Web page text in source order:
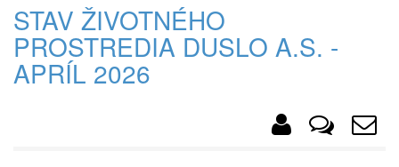
STAV ŽIVOTNÉHO
PROSTREDIA DUSLO A.S. -
APRÍL 2026